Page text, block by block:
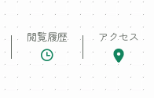
閲覧履歴 アクセス